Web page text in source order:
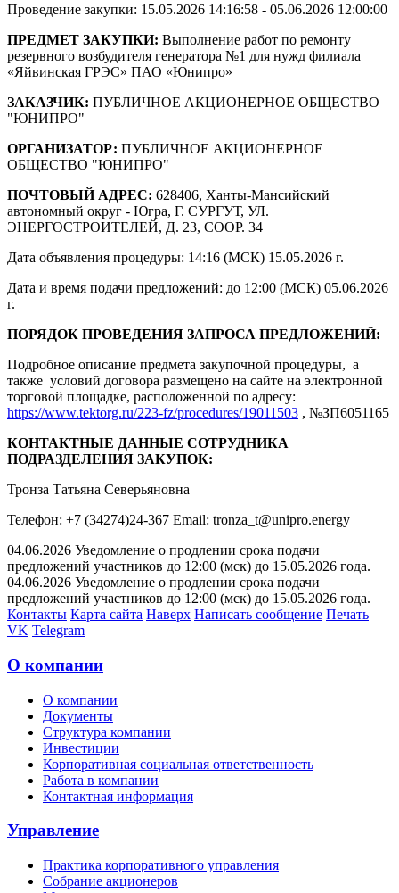
Проведение закупки: 15.05.2026 14:16:58 - 05.06.2026 12:00:00
ПРЕДМЕТ ЗАКУПКИ: Выполнение работ по ремонту
резервного возбудителя генератора №1 для нужд филиала
«Яйвинская ГРЭС» ПАО «Юнипро»
ЗАКАЗЧИК: ПУБЛИЧНОЕ АКЦИОНЕРНОЕ ОБЩЕСТВО
"ЮНИПРО"
ОРГАНИЗАТОР: ПУБЛИЧНОЕ АКЦИОНЕРНОЕ
ОБЩЕСТВО "ЮНИПРО"
ПОЧТОВЫЙ АДРЕС: 628406, Ханты-Мансийский
автономный округ - Югра, Г. СУРГУТ, УЛ.
ЭНЕРГОСТРОИТЕЛЕЙ, Д. 23, СООР. 34
Дата объявления процедуры: 14:16 (МСК) 15.05.2026 г.
Дата и время подачи предложений: до 12:00 (МСК) 05.06.2026
г.
ПОРЯДОК ПРОВЕДЕНИЯ ЗАПРОСА ПРЕДЛОЖЕНИЙ:
Подробное описание предмета закупочной процедуры, а
также условий договора размещено на сайте на электронной
торговой площадке, расположенной по адресу:
https://www.tektorg.ru/223-fz/procedures/19011503 , №ЗП6051165
КОНТАКТНЫЕ ДАННЫЕ СОТРУДНИКА
ПОДРАЗДЕЛЕНИЯ ЗАКУПОК:
Тронза Татьяна Северьяновна
Телефон: +7 (34274)24-367 Email: tronza_t@unipro.energy
04.06.2026 Уведомление о продлении срока подачи
предложений участников до 12:00 (мск) до 15.05.2026 года.
04.06.2026 Уведомление о продлении срока подачи
предложений участников до 12:00 (мск) до 15.05.2026 года.
Контакты Карта сайта Наверх Написать сообщение Печать
VK Telegram
О компании
О компании
Документы
Структура компании
Инвестиции
Корпоративная социальная ответственность
Работа в компании
Контактная информация
Управление
Практика корпоративного управления
Собрание акционеров